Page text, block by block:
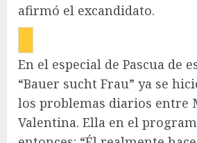
afirmó el excandidato.
En el especial de Pascua de
“Bauer sucht Frau” ya se
los problemas diarios entre
Valentina. Ella en el